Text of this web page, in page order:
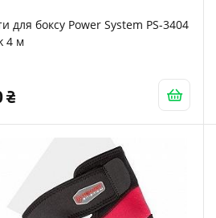
для боксу Power System PS-3404
4 м